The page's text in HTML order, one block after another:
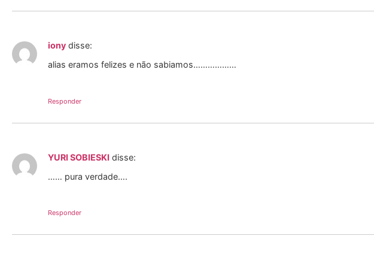
iony disse:
alias eramos felizes e não sabiamos………………
Responder
YURI SOBIESKI disse:
…… pura verdade….
Responder